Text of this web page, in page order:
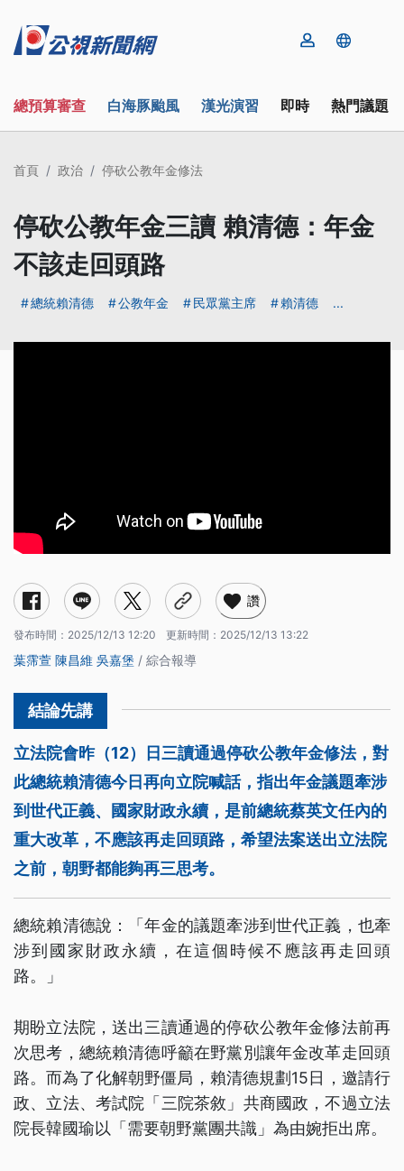
總預算審查 白海豚颱風 漢光演習 即時 熱門議題
首頁 政治 停砍公教年金修法
停砍公教年金三讀 賴清德：年金
不該走回頭路
總統賴清德 公教年金 民眾黨主席 賴清德 ...
讚
發布時間： 2025/12/13 12:20 更新時間： 2025/12/13 13:22
葉霈萱 陳昌維 吳嘉堡 / 綜合報導
立法院會昨（12）日三讀通過停砍公教年金修法，對
此總統賴清德今日再向立院喊話，指出年金議題牽涉
到世代正義、國家財政永續，是前總統蔡英文任內的
重大改革，不應該再走回頭路，希望法案送出立法院
之前，朝野都能夠再三思考。
總統賴清德說：「年金的議題牽涉到世代正義，也牽
涉到國家財政永續，在這個時候不應該再走回頭
路。」
期盼立法院，送出三讀通過的停砍公教年金修法前再
次思考，總統賴清德呼籲在野黨別讓年金改革走回頭
路。而為了化解朝野僵局，賴清德規劃15日，邀請行
政、立法、考試院「三院茶敘」共商國政，不過立法
院長韓國瑜以「需要朝野黨團共識」為由婉拒出席。